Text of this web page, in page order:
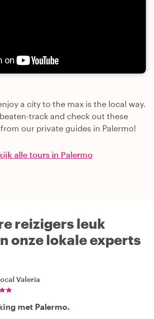
a city to the max is the local way.
track and check out these
our private guides in Palermo!
alle tours in Palermo
reizigers leuk
onze lokale experts
Valeria
met Palermo.